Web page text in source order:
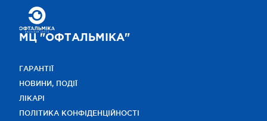
МЦ "ОФТАЛЬМІКА"
ГАРАНТІЇ
НОВИНИ, ПОДІЇ
ЛІКАРІ
ПОЛІТИКА КОНФІДЕНЦІЙНОСТІ